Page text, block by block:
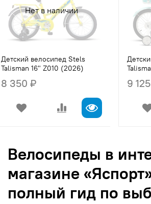
Нет в наличии
Детский велосипед Stels
Talisman 16" Z010 (2026)
8 350 ₽ 9
Велосипеды в
магазине
полный гид по